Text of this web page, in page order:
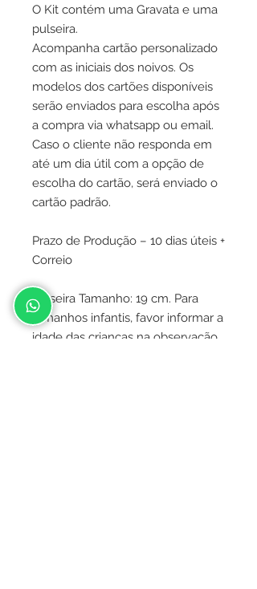
O Kit contém uma Gravata e uma
pulseira.
Acompanha cartão personalizado
com as iniciais dos noivos. Os
modelos dos cartões disponíveis
serão enviados para escolha após
a compra via whatsapp ou email.
Caso o cliente não responda em
até um dia útil com a opção de
escolha do cartão, será enviado o
cartão padrão.
Prazo de Produção – 10 dias úteis +
Correio
Pulseira Tamanho: 19 cm. Para
tamanhos infantis, favor informar a
idade das crianças na observação